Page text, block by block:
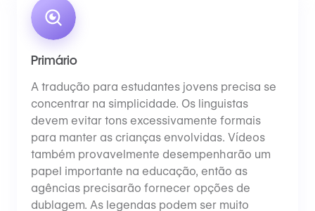
Primário
A tradução para estudantes jovens precisa se
concentrar na simplicidade. Os linguistas
devem evitar tons excessivamente formais
para manter as crianças envolvidas. Vídeos
também provavelmente desempenharão um
papel importante na educação, então as
agências precisarão fornecer opções de
dublagem. As legendas podem ser muito